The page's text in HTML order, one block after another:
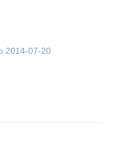
2014-07-20